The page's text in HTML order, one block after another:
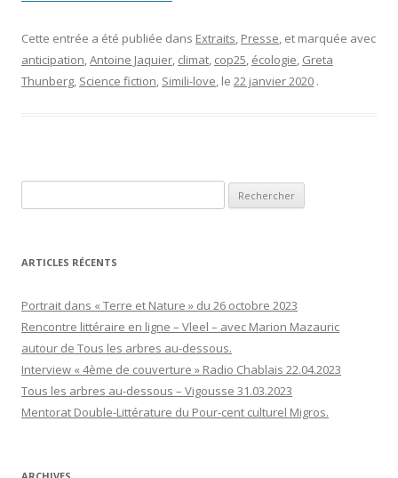
Cette entrée a été publiée dans Extraits, Presse, et marquée avec
anticipation,Antoine Jaquier, climat, cop25, écologie, Greta
Thunberg, Science fiction, Simili-love, le 22 janvier 2020 .
ARTICLES RÉCENTS
Portrait dans « Terre et Nature » du 26 octobre 2023
Rencontre littéraire en ligne – Vleel – avec Marion Mazauric
autour de Tous les arbres au-dessous.
Interview « 4ème de couverture » Radio Chablais 22.04.2023
Tous les arbres au-dessous – Vigousse 31.03.2023
Mentorat Double-Littérature du Pour-cent culturel Migros.